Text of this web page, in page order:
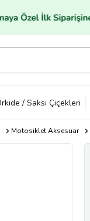
/ Saksı Çiçekleri
Motosiklet Aksesuar